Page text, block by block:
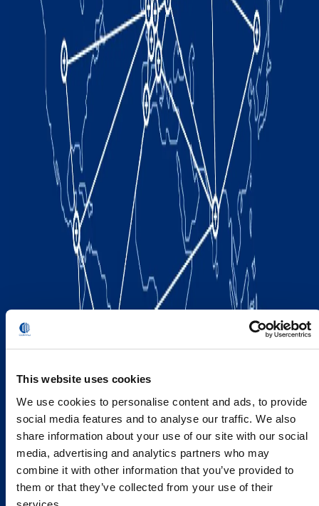
This website uses cookies
We use cookies to personalise content and ads, to provide
social media features and to analyse our traffic. We also
share information about your use of our site with our social
media, advertising and analytics partners who may
combine it with other information that you’ve provided to
them or that they’ve collected from your use of their